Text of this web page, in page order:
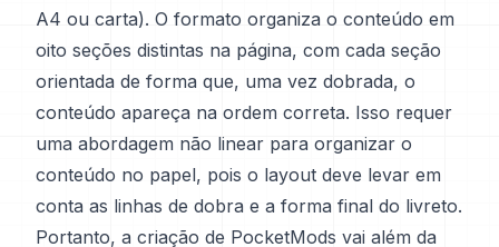
A4 ou carta). O formato organiza o conteúdo em
oito seções distintas na página, com cada seção
orientada de forma que, uma vez dobrada, o
conteúdo apareça na ordem correta. Isso requer
uma abordagem não linear para organizar o
conteúdo no papel, pois o layout deve levar em
conta as linhas de dobra e a forma final do livreto.
Portanto, a criação de PocketMods vai além da